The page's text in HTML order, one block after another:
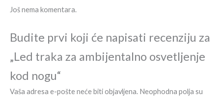
Još nema komentara.
Budite prvi koji će napisati recenziju za
„Led traka za ambijentalno osvetljenje
kod nogu“
Vaša adresa e-pošte neće biti objavljena. Neophodna polja su